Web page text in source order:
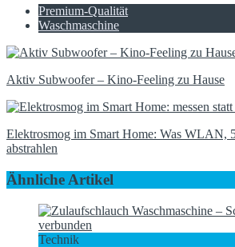
Premium-Qualität
Waschmaschine
Aktiv Subwoofer – Kino-Feeling zu Hause
Elektrosmog im Smart Home: Was WLAN,
abstrahlen
Ähnliche Artikel
Technik